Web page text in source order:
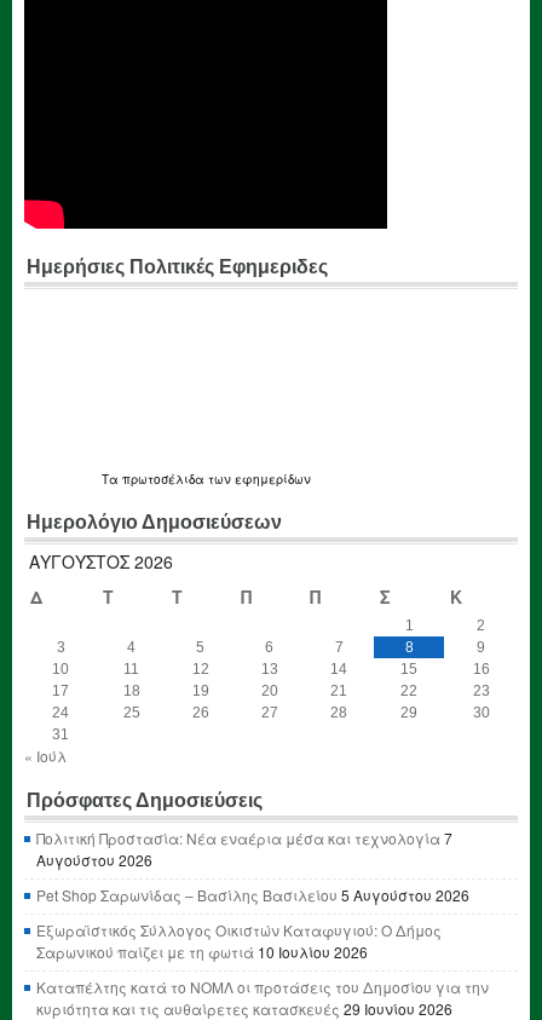
Ημερήσιες Πολιτικές Εφημεριδες
Τα πρωτοσέλιδα των εφημερίδων
Ημερολόγιο Δημοσιεύσεων
ΑΎΓΟΥΣΤΟΣ 2026
Δ
Τ Τ Π Π Σ Κ
1
2
3
4 5 6 7 8
9
10
11 12 13 14 15
16
17
18 19 20 21 22
23
24
25 26 27 28 29
30
31
« Ιούλ
Πρόσφατες Δημοσιεύσεις
Πολιτική Προστασία: Νέα εναέρια μέσα και τεχνολογία7
Αυγούστου 2026
Pet Shop Σαρωνίδας – Βασίλης Βασιλείου 5 Αυγούστου 2026
Εξωραϊστικός Σύλλογος Οικιστών Καταφυγιού: Ο Δήμος
Σαρωνικού παίζει με τη φωτιά 10 Ιουλίου 2026
Καταπέλτης κατά το ΝΟΜΛ οι προτάσεις του Δημοσίου για την
κυριότητα και τις αυθαίρετες κατασκευές 29 Ιουνίου 2026